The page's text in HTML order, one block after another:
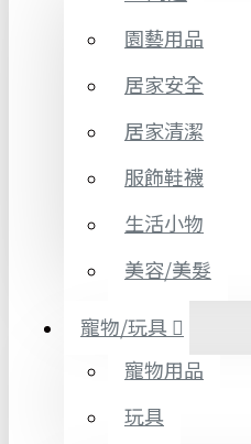
園藝用品
居家安全
居家清潔
服飾鞋襪
生活小物
美容/美髮
寵物/玩具
寵物用品
玩具